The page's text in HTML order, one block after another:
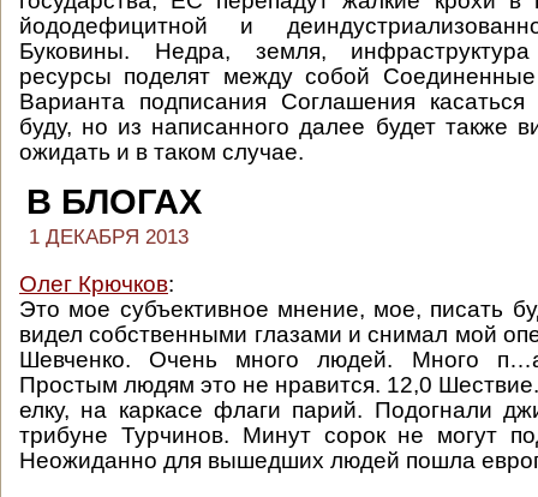
йододефицитной и
Буковины. Недра, земля,
ресурсы поделят между собой
Варианта подписания Соглашения
буду, но из написанного далее будет также
ожидать и в таком случае.
В БЛОГАХ
1 ДЕКАБРЯ 2013
Олег Крючков:
Это мое субъективное мнение, мое, писать
видел собственными глазами и снимал мой
Шевченко. Очень много людей. Много
Простым людям это не нравится. 12,0
елку, на каркасе флаги парий. Подогнали
трибуне Турчинов. Минут сорок не могут
Неожиданно для вышедших людей пошла